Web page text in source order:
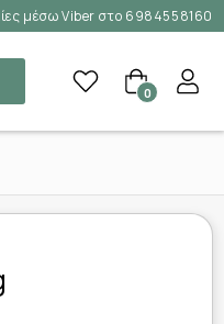
μέσω Viber στο 6984558160
0